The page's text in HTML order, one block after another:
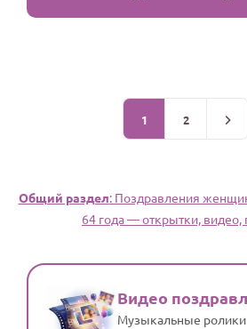
1 2
Общий раздел: Поздравления
64 года — открытки, видео,
Видео
Музыкальные